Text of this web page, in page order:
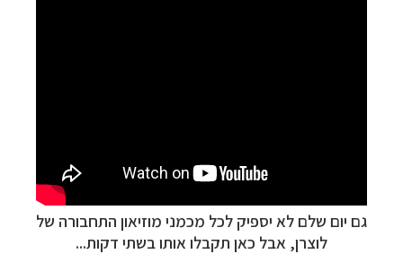
גם יום שלם לא יספיק לכל מכמני מוזיאון התחבורה של
לוצרן, אבל כאן תקבלו אותו בשתי דקות...